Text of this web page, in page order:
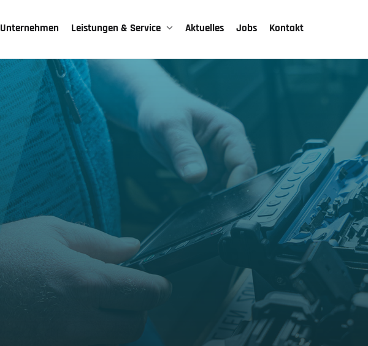
Unternehmen Leistungen & Service Aktuelles Jobs Kontakt